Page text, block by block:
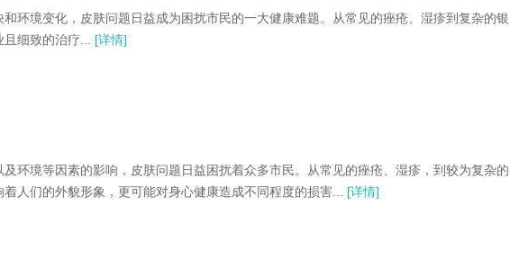
境变化，皮肤问题日益成为困扰市民的一大健康难题。从常见的痤疮、湿疹到复杂的银
且细致的治疗... [详情]
境等因素的影响，皮肤问题日益困扰着众多市民。从常见的痤疮、湿疹，到较为复杂的
人们的外貌形象，更可能对身心健康造成不同程度的损害... [详情]